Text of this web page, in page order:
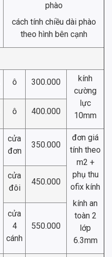
phào
cách tính chiều dài phào
theo hình bên cạnh
ô 300.000
kính
cường
lực
10mm
ô 400.000
cửa
đơn
350.000
đơn giá
tính theo
m2 +
phụ thu
ofix kính
kính an
toàn 2
lớp
6.3mm
cửa
đôi
450.000
cửa
4
cánh
550.000